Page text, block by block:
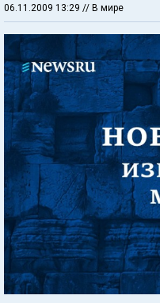
06.11.2009 13:29 // В мире